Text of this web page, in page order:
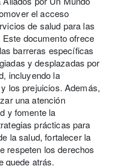
el acceso
de salud para las
documento ofrece
barreras específicas
y desplazadas por
incluyendo la
los prejuicios. Además,
una atención
y fomente la
prácticas para
la salud, fortalecer la
respeten los derechos
quede atrás.